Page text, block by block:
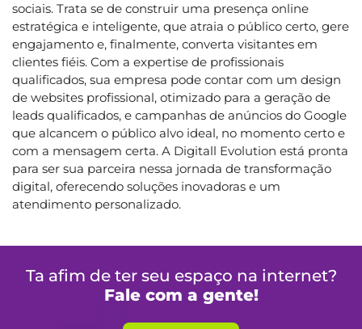
sociais. Trata se de construir uma presença online
estratégica e inteligente, que atraia o público certo, gere
engajamento e, finalmente, converta visitantes em
clientes fiéis. Com a expertise de profissionais
qualificados, sua empresa pode contar com um design
de websites profissional, otimizado para a geração de
leads qualificados, e campanhas de anúncios do Google
que alcancem o público alvo ideal, no momento certo e
com a mensagem certa. A Digitall Evolution está pronta
para ser sua parceira nessa jornada de transformação
digital, oferecendo soluções inovadoras e um
atendimento personalizado.
Ta afim de ter seu espaço na internet?
Fale com a gente!